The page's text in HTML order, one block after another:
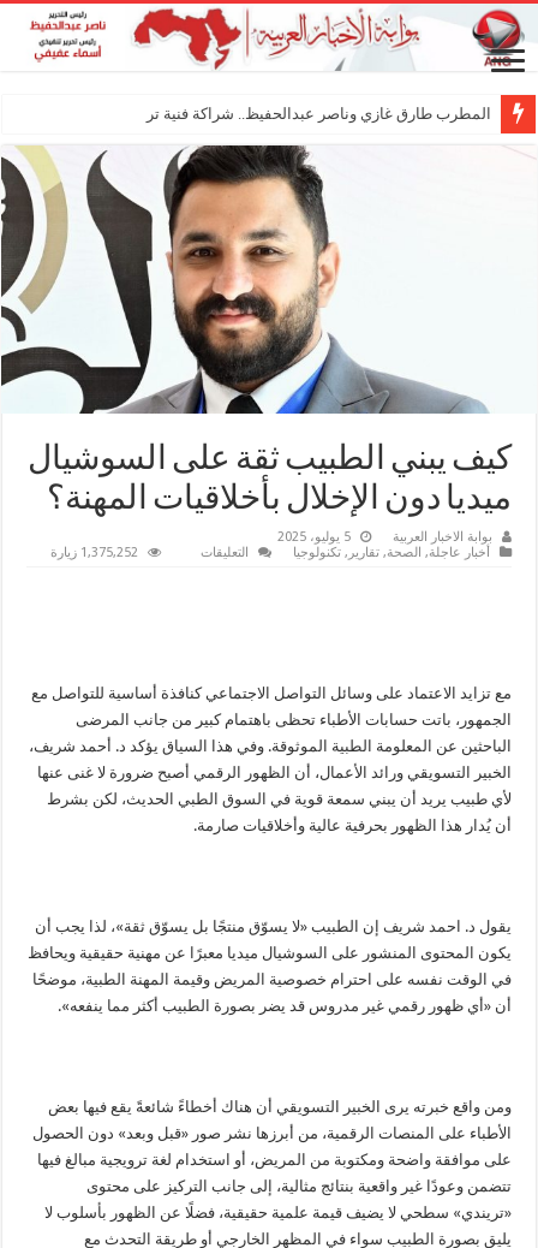
المطرب طارق غازي وناصر عبدالحفيظ.. شراكة فنية ترسم ملامح مس
كيف يبني الطبيب ثقة على السوشيال
ميديا دون الإخلال بأخلاقيات المهنة؟
بوابة الاخبار العربية
5 يوليو، 2025
أخبار عاجلة, الصحة,تقارير ,تكنولوجيا التعليقات
الإخلال
المهنة؟
مغلقة
1,375,252 زيارة
مع تزايد الاعتماد على وسائل التواصل الاجتماعي كنافذة أساسية للتواصل مع
الجمهور، باتت حسابات الأطباء تحظى باهتمام كبير من جانب المرضى
الباحثين عن المعلومة الطبية الموثوقة. وفي هذا السياق يؤكد د. أحمد شريف،
الخبير التسويقي ورائد الأعمال، أن الظهور الرقمي أصبح ضرورة لا غنى عنها
لأي طبيب يريد أن يبني سمعة قوية في السوق الطبي الحديث، لكن بشرط
أن يُدار هذا الظهور بحرفية عالية وأخلاقيات صارمة.
يقول د. احمد شريف إن الطبيب «لا يسوّق منتجًا بل يسوّق ثقة»، لذا يجب أن
يكون المحتوى المنشور على السوشيال ميديا معبرًا عن مهنية حقيقية ويحافظ
في الوقت نفسه على احترام خصوصية المريض وقيمة المهنة الطبية، موضحًا
أن «أي ظهور رقمي غير مدروس قد يضر بصورة الطبيب أكثر مما ينفعه».
ومن واقع خبرته يرى الخبير التسويقي أن هناك أخطاءً شائعةً يقع فيها بعض
الأطباء على المنصات الرقمية، من أبرزها نشر صور «قبل وبعد» دون الحصول
على موافقة واضحة ومكتوبة من المريض، أو استخدام لغة ترويجية مبالغ فيها
تتضمن وعودًا غير واقعية بنتائج مثالية، إلى جانب التركيز على محتوى
«تريندي» سطحي لا يضيف قيمة علمية حقيقية، فضلًا عن الظهور بأسلوب لا
يليق بصورة الطبيب سواء في المظهر الخارجي أو طريقة التحدث مع